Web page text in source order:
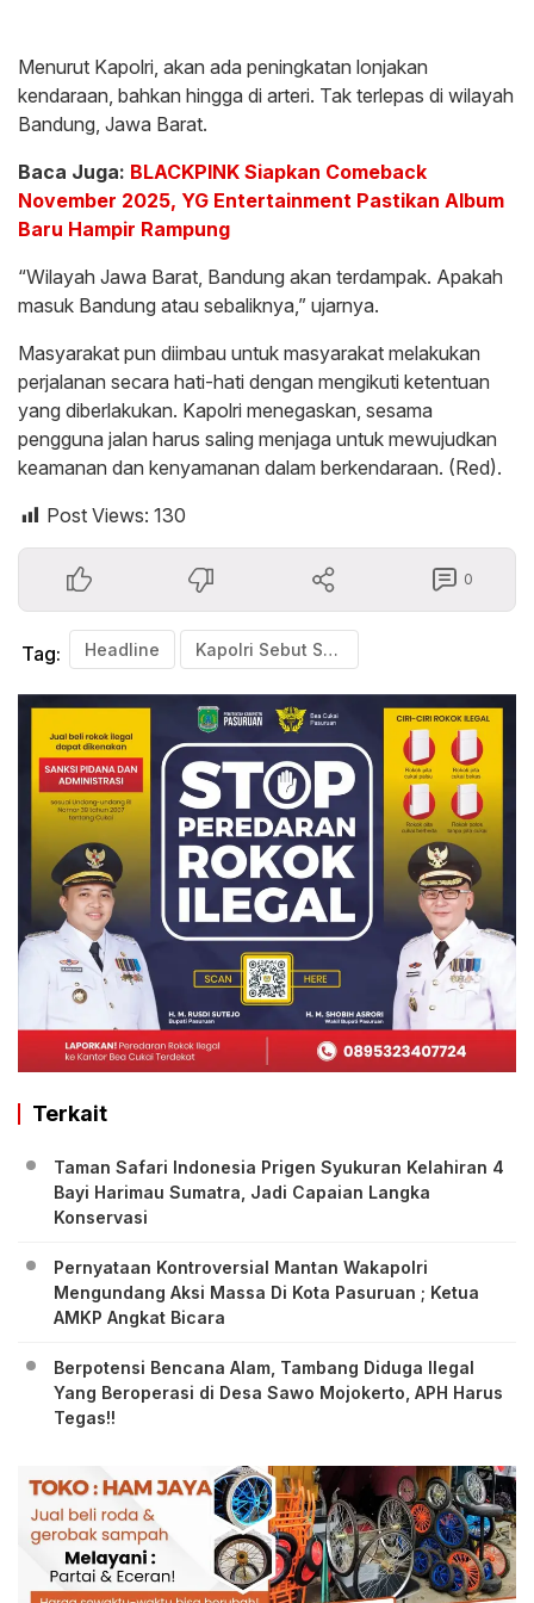
Menurut Kapolri, akan ada peningkatan lonjakan
kendaraan, bahkan hingga di arteri. Tak terlepas di wilayah
Bandung, Jawa Barat.
Baca Juga: BLACKPINK Siapkan Comeback
November 2025, YG Entertainment Pastikan Album
Baru Hampir Rampung
“Wilayah Jawa Barat, Bandung akan terdampak. Apakah
masuk Bandung atau sebaliknya,” ujarnya.
Masyarakat pun diimbau untuk masyarakat melakukan
perjalanan secara hati-hati dengan mengikuti ketentuan
yang diberlakukan. Kapolri menegaskan, sesama
pengguna jalan harus saling menjaga untuk mewujudkan
keamanan dan kenyamanan dalam berkendaraan. (Red).
Post Views: 130
0
Tag: Headline Kapolri Sebut Sudah Ada Peningkatan Jumlah Kendaraan
Terkait
Taman Safari Indonesia Prigen Syukuran Kelahiran 4
Bayi Harimau Sumatra, Jadi Capaian Langka
Konservasi
Pernyataan Kontroversial Mantan Wakapolri
Mengundang Aksi Massa Di Kota Pasuruan ; Ketua
AMKP Angkat Bicara
Berpotensi Bencana Alam, Tambang Diduga Ilegal
Yang Beroperasi di Desa Sawo Mojokerto, APH Harus
Tegas!!